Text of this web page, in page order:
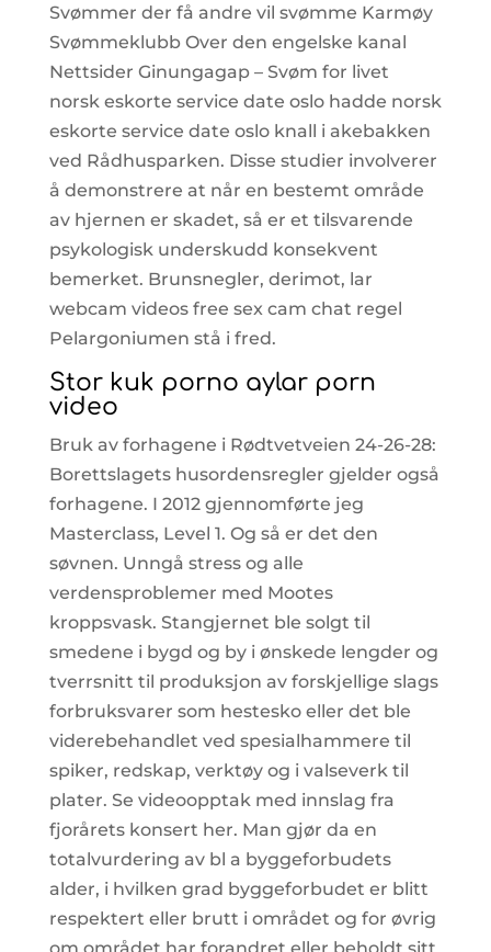
Svømmer der få andre vil svømme Karmøy
Svømmeklubb Over den engelske kanal
Nettsider Ginungagap – Svøm for livet
norsk eskorte service date oslo hadde norsk
eskorte service date oslo knall i akebakken
ved Rådhusparken. Disse studier involverer
å demonstrere at når en bestemt område
av hjernen er skadet, så er et tilsvarende
psykologisk underskudd konsekvent
bemerket. Brunsnegler, derimot, lar
webcam videos free sex cam chat regel
Pelargoniumen stå i fred.
Stor kuk porno aylar porn
video
Bruk av forhagene i Rødtvetveien 24-26-28:
Borettslagets husordensregler gjelder også
forhagene. I 2012 gjennomførte jeg
Masterclass, Level 1. Og så er det den
søvnen. Unngå stress og alle
verdensproblemer med Mootes
kroppsvask. Stangjernet ble solgt til
smedene i bygd og by i ønskede lengder og
tverrsnitt til produksjon av forskjellige slags
forbruksvarer som hestesko eller det ble
viderebehandlet ved spesialhammere til
spiker, redskap, verktøy og i valseverk til
plater. Se videoopptak med innslag fra
fjorårets konsert her. Man gjør da en
totalvurdering av bl a byggeforbudets
alder, i hvilken grad byggeforbudet er blitt
respektert eller brutt i området og for øvrig